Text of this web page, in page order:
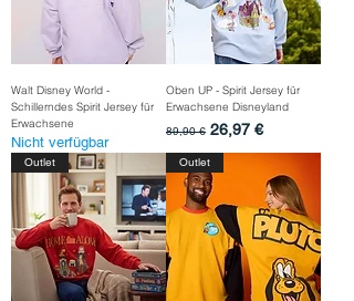
Walt Disney World -
Schillerndes Spirit Jersey für
Erwachsene
Nicht verfügbar
Oben UP - Spirit Jersey für
Erwachsene Disneyland
Standardpreis
89,90 € Sale-Preis
26,97 €
Outlet Outlet